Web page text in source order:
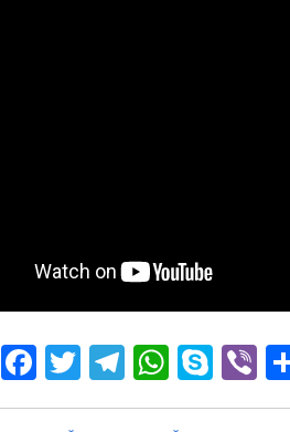
Odnoklassniki
Facebook
Twitter
Telegram